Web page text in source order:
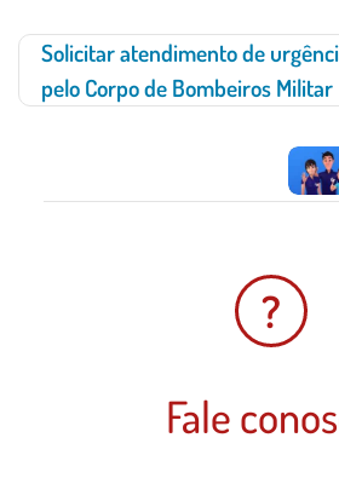
Solicitar atendimento de
pelo Corpo de Bombeiros Militar
?
Fale